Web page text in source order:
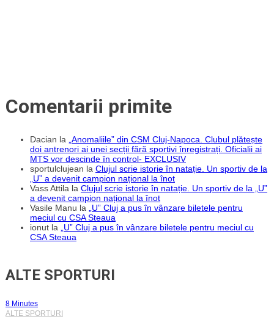
Comentarii primite
Dacian la
„Anomaliile” din CSM Cluj-Napoca. Clubul plătește
doi antrenori ai unei secții fără sportivi înregistrați. Oficialii ai
MTS vor descinde în control- EXCLUSIV
sportulclujean la Clujul scrie istorie în natație. Un sportiv de la
„U” a devenit campion național la înot
Vass Attila la Clujul scrie istorie în natație. Un sportiv de la „U”
a devenit campion național la înot
Vasile Manu la
„U” Cluj a pus în vânzare biletele pentru
meciul cu CSA Steaua
ionut la
„U” Cluj a pus în vânzare biletele pentru meciul cu
CSA Steaua
ALTE SPORTURI
8 Minutes
ALTE SPORTURI